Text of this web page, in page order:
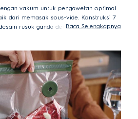
vakum untuk pengawetan optimal
dari memasak sous-vide. Konstruksi 7
rusuk ganda dengan cepat
tahun 2021. Penyimpanan dalam
wadah vakum vs. tanpa
tergantung makanan, kemasan,
Baca Selengkapnya